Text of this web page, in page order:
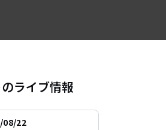
ライブ情報
08/22